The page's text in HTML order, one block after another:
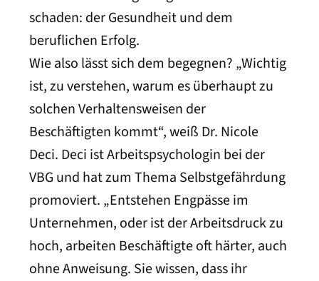
schaden: der Gesundheit und dem
beruflichen Erfolg.
Wie also lässt sich dem begegnen? „Wichtig
ist, zu verstehen, warum es überhaupt zu
solchen Verhaltensweisen der
Beschäftigten kommt“, weiß Dr. Nicole
Deci. Deci ist Arbeitspsychologin bei der
VBG und hat zum Thema Selbstgefährdung
promoviert. „Entstehen Engpässe im
Unternehmen, oder ist der Arbeitsdruck zu
hoch, arbeiten Beschäftigte oft härter, auch
ohne Anweisung. Sie wissen, dass ihr